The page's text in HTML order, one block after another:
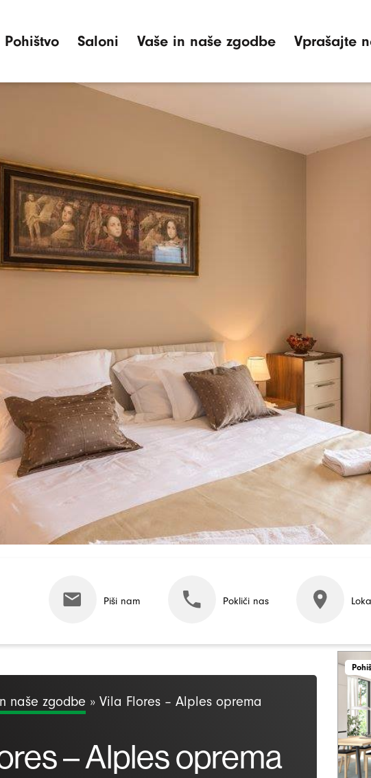
Pohištvo Saloni Vaše in naše zgodbe Vprašajte
Piši nam Pokliči nas
naše zgodbe » Vila Flores – Alples oprema
– Alples oprema